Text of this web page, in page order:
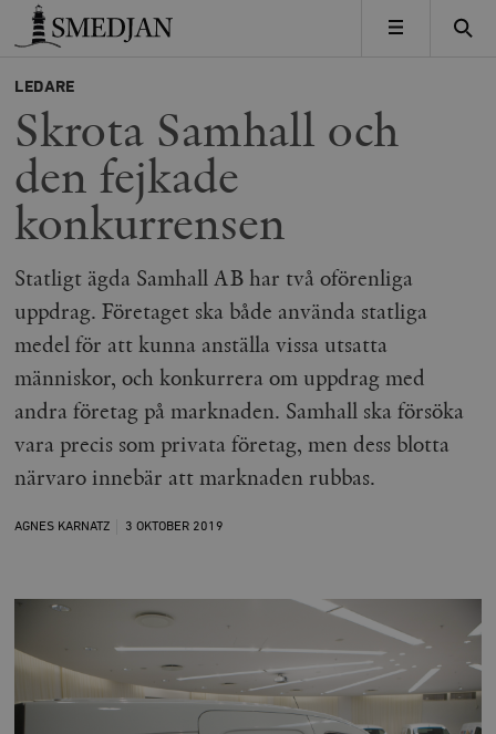
Timbro
MENY
LEDARE
Skrota Samhall och
den fejkade
konkurrensen
Statligt ägda Samhall AB har två oförenliga
uppdrag. Företaget ska både använda statliga
medel för att kunna anställa vissa utsatta
människor, och konkurrera om uppdrag med
andra företag på marknaden. Samhall ska försöka
vara precis som privata företag, men dess blotta
närvaro innebär att marknaden rubbas.
AGNES KARNATZ 3 OKTOBER 2019